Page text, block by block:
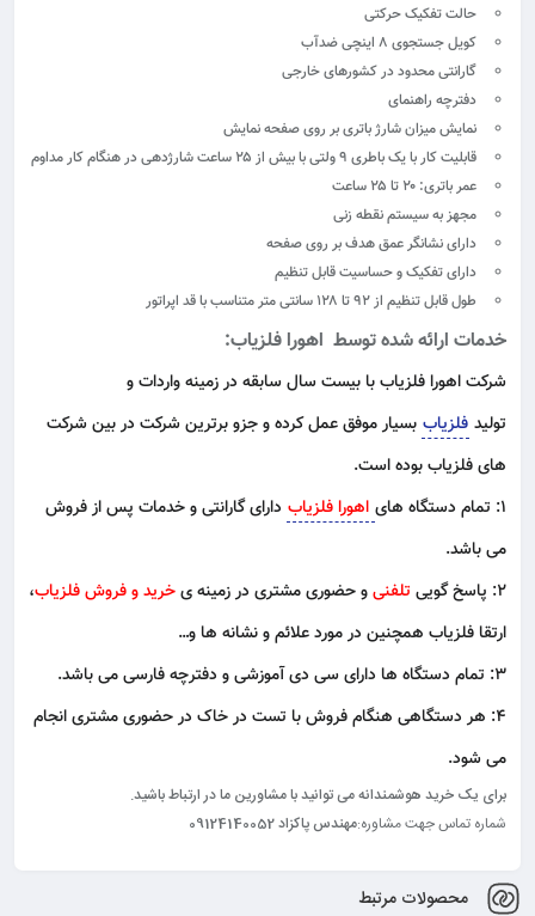
حالت تفکیک حرکتی
کویل جستجوی ۸ اینچی ضدآب
گارانتی محدود در کشورهای خارجی
دفترچه راهنمای
نمایش میزان شارژ باتری بر روی صفحه نمایش
قابلیت کار با یک باطری ۹ ولتی با بیش از ۲۵ ساعت شارژدهی در هنگام کار مداوم
عمر باتری: ۲۰ تا ۲۵ ساعت
مجهز به سیستم نقطه زنی
دارای نشانگر عمق هدف بر روی صفحه
دارای تفکیک و حساسیت قابل تنظیم
طول قابل تنظیم از ۹۲ تا ۱۲۸ سانتی متر متناسب با قد اپراتور
خدمات ارائه شده توسط اهورا فلزیاب:
شرکت اهورا فلزیاب با بیست سال سابقه در زمینه واردات و
تولید فلزیاب بسیار موفق عمل کرده و جزو برترین شرکت در بین شرکت
های فلزیاب بوده است.
۱: تمام دستگاه های
اهورا فلزیاب دارای گارانتی و خدمات پس از فروش
می باشد.
۲: پاسخ گویی
تلفنیو حضوری مشتری در زمینه یخرید و فروش فلزیاب،
ارتقا فلزیاب همچنین در مورد علائم و نشانه ها و…
۳: تمام دستگاه ها دارای سی دی آموزشی و دفترچه فارسی می باشد.
۴: هر دستگاهی هنگام فروش با تست در خاک در حضوری مشتری انجام
می شود.
برای یک خرید هوشمندانه می توانید با مشاورین ما در ارتباط باشید.
شماره تماس جهت مشاوره:مهندس پاکزاد 09124140052
محصولات مرتبط